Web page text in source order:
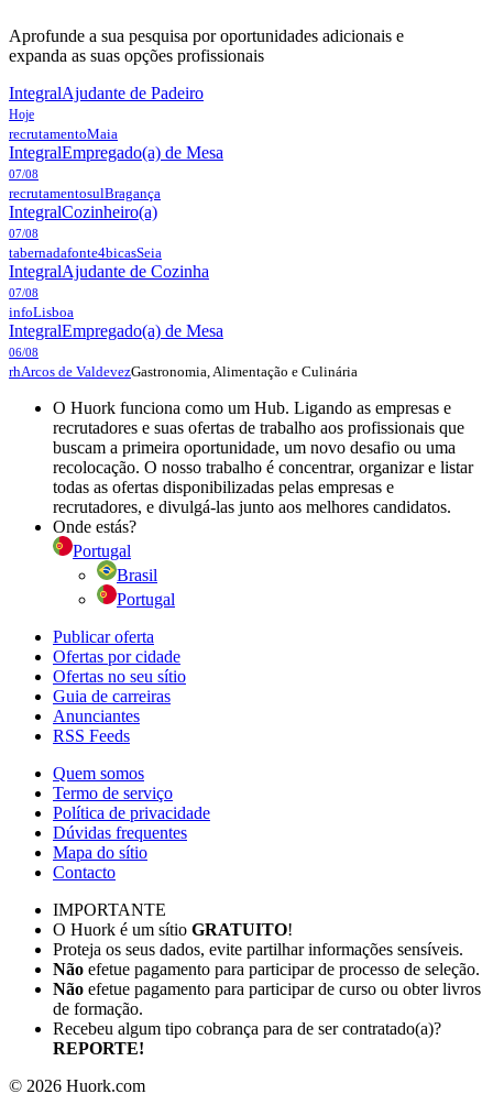
Aprofunde a sua pesquisa por oportunidades adicionais e
expanda as suas opções profissionais
IntegralAjudante de Padeiro
Hoje
recrutamentoMaia
IntegralEmpregado(a) de Mesa
07/08
recrutamentosulBragança
IntegralCozinheiro(a)
07/08
tabernadafonte4bicasSeia
IntegralAjudante de Cozinha
07/08
infoLisboa
IntegralEmpregado(a) de Mesa
06/08
rhArcos de ValdevezGastronomia, Alimentação e Culinária
O Huork funciona como um Hub. Ligando as empresas e
recrutadores e suas ofertas de trabalho aos profissionais que
buscam a primeira oportunidade, um novo desafio ou uma
recolocação. O nosso trabalho é concentrar, organizar e listar
todas as ofertas disponibilizadas pelas empresas e
recrutadores, e divulgá-las junto aos melhores candidatos.
Onde estás?
Portugal
Brasil
Portugal
Publicar oferta
Ofertas por cidade
Ofertas no seu sítio
Guia de carreiras
Anunciantes
RSS Feeds
Quem somos
Termo de serviço
Política de privacidade
Dúvidas frequentes
Mapa do sítio
Contacto
IMPORTANTE
O Huork é um sítio GRATUITO!
Proteja os seus dados, evite partilhar informações sensíveis.
Não efetue pagamento para participar de processo de seleção.
Não efetue pagamento para participar de curso ou obter livros
de formação.
Recebeu algum tipo cobrança para de ser contratado(a)?
REPORTE!
© 2026 Huork.com